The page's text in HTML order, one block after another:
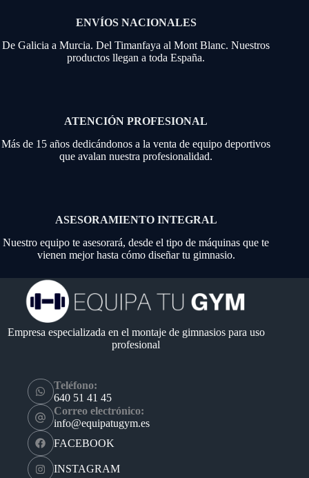
ENVÍOS NACIONALES
De Galicia a Murcia. Del Timanfaya al Mont Blanc. Nuestros
productos llegan a toda España.
ATENCIÓN PROFESIONAL
Más de 15 años dedicándonos a la venta de equipo deportivos
que avalan nuestra profesionalidad.
ASESORAMIENTO INTEGRAL
Nuestro equipo te asesorará, desde el tipo de máquinas que te
vienen mejor hasta cómo diseñar tu gimnasio.
Empresa especializada en el montaje de gimnasios para uso
profesional
Teléfono:
640 51 41 45
Correo electrónico:
info@equipatugym.es
FACEBOOK
INSTAGRAM